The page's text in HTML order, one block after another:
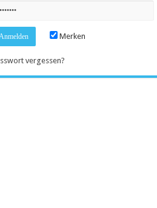
Merken
vergessen?